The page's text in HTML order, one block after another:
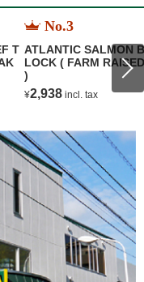
T
No.3
ATLANTIC SALMON B
LOCK ( FARM RAISED
)
¥2,938 incl. tax